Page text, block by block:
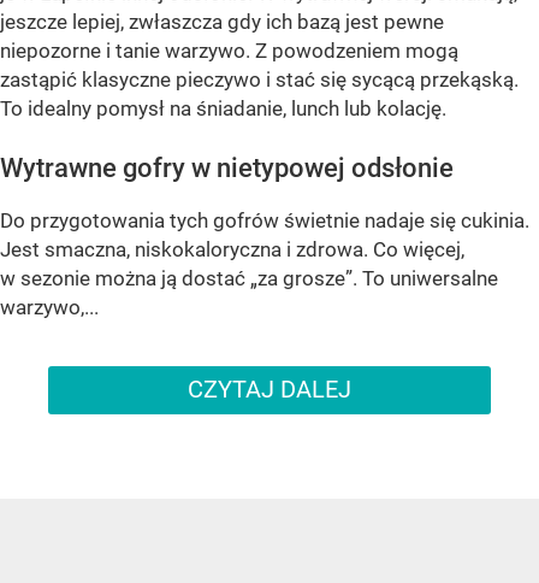
jeszcze lepiej, zwłaszcza gdy ich bazą jest pewne
niepozorne i tanie warzywo. Z powodzeniem mogą
zastąpić klasyczne pieczywo i stać się sycącą przekąską.
To idealny pomysł na śniadanie, lunch lub kolację.
Wytrawne gofry w nietypowej odsłonie
Do przygotowania tych gofrów świetnie nadaje się cukinia.
Jest smaczna, niskokaloryczna i zdrowa. Co więcej,
w sezonie można ją dostać „za grosze”. To uniwersalne
warzywo,...
CZYTAJ DALEJ